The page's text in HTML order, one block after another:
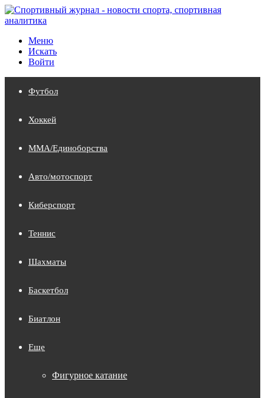
Меню
Искать
Войти
Футбол
Хоккей
MMA/Единоборства
Авто/мотоспорт
Киберспорт
Теннис
Шахматы
Баскетбол
Биатлон
Еще
Фигурное катание